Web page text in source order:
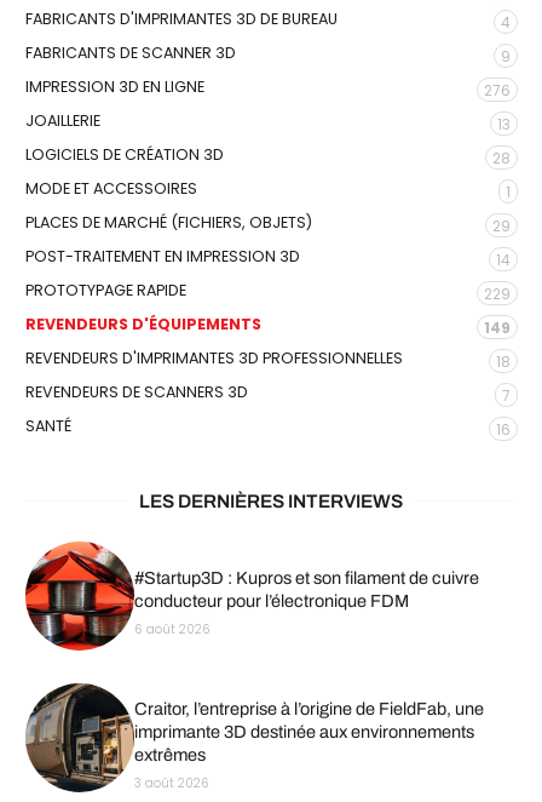
FABRICANTS D'IMPRIMANTES 3D DE BUREAU
4
FABRICANTS DE SCANNER 3D
9
IMPRESSION 3D EN LIGNE
276
JOAILLERIE
13
LOGICIELS DE CRÉATION 3D
28
MODE ET ACCESSOIRES
1
PLACES DE MARCHÉ (FICHIERS, OBJETS)
29
POST-TRAITEMENT EN IMPRESSION 3D
14
PROTOTYPAGE RAPIDE
229
REVENDEURS D'ÉQUIPEMENTS
149
REVENDEURS D'IMPRIMANTES 3D PROFESSIONNELLES
18
REVENDEURS DE SCANNERS 3D
7
SANTÉ
16
LES DERNIÈRES INTERVIEWS
#Startup3D : Kupros et son filament de cuivre
conducteur pour l’électronique FDM
6 août 2026
Craitor, l’entreprise à l’origine de FieldFab, une
imprimante 3D destinée aux environnements
extrêmes
3 août 2026